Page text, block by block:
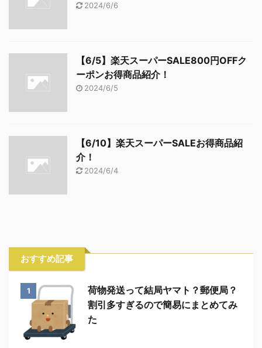
2024/6/6
【6/5】楽天スーパーSALE800円OFFク
ーポンお得商品紹介！
2024/6/5
【6/10】楽天スーパーSALEお得商品紹
介！
2024/6/4
おすすめ記事
1
荷物発送って結局ヤマト？郵便局？
割引多すぎるので簡易にまとめてみ
た